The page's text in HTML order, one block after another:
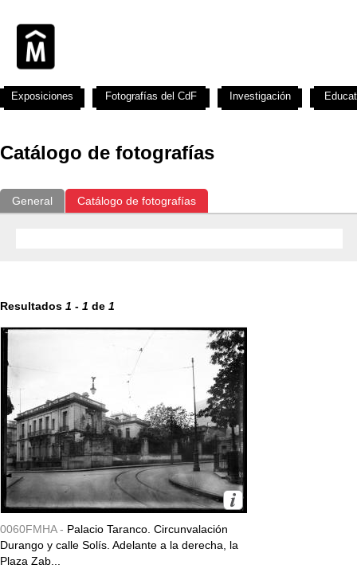
Catálogo de fotografías
General Catálogo de fotografías
Resultados 1 - 1 de 1
0060FMHA - Palacio Taranco. Circunvalación
Durango y calle Solís. Adelante a la derecha, la
Plaza Zab...
Exposiciones Fotografías del CdF Investigación